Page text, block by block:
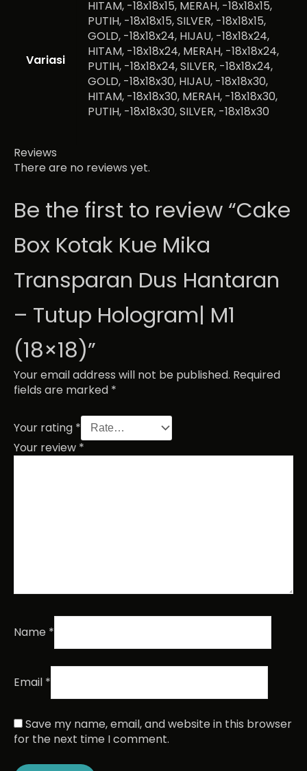
Variasi
HITAM, -18x18x15, MERAH, -18x18x15,
PUTIH, -18x18x15, SILVER, -18x18x15,
GOLD, -18x18x24, HIJAU, -18x18x24,
HITAM, -18x18x24, MERAH, -18x18x24,
PUTIH, -18x18x24, SILVER, -18x18x24,
GOLD, -18x18x30, HIJAU, -18x18x30,
HITAM, -18x18x30, MERAH, -18x18x30,
PUTIH, -18x18x30, SILVER, -18x18x30
Reviews
There are no reviews yet.
Be the first to review “Cake
Box Kotak Kue Mika
Transparan Dus Hantaran
– Tutup Hologram| M1
(18×18)”
Your email address will not be published. Required
fields are marked *
Your rating *
Your review *
Name *
Email *
Save my name, email, and website in this browser
for the next time I comment.